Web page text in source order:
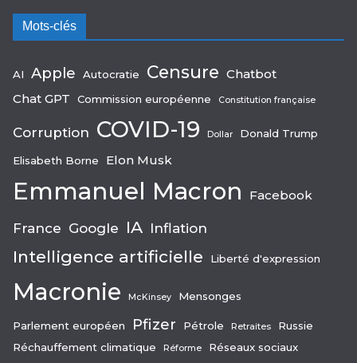
Mots-clés
AI Apple Autocratie Censure Chatbot
Chat GPT
Commission européenne Constitution française
Corruption COVID-19 Dollar Donald Trump
Elisabeth Borne Elon Musk
Emmanuel Macron Facebook
France Google IA Inflation
Intelligence artificielle Liberté d'expression
Macronie McKinsey Mensonges
Parlement européen Pfizer Pétrole Retraites
Russie
Réchauffement climatique
Réforme Réseaux sociaux